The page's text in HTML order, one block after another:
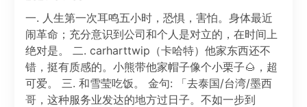
一. 人生第一次耳鸣五小时，恐惧，害怕。身体最近
闹革命；充分意识到公司和个人是对立的，在时间上
绝对是。 二. carharttwip（卡哈特）他家东西还不
错，挺有质感的。小熊带他家帽子像个小栗子🌰，超
可爱。 三. 和雪莹吃饭。 金句: 「去泰国/台湾/墨西
哥，这种服务业发达的地方过日子。不如一步到